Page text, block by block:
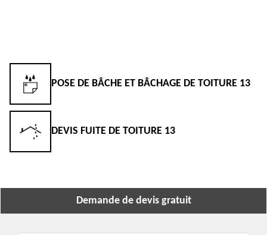
POSE DE BÂCHE ET BÂCHAGE DE TOITURE 13
DEVIS FUITE DE TOITURE 13
Demande de devis gratuit